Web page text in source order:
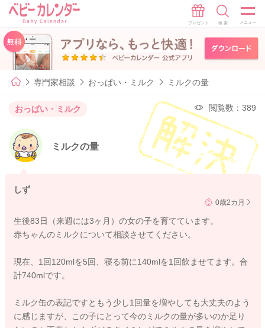
専門家相談 おっぱい・ミルク ミルクの量
おっぱい・ミルク 閲覧数：389
ミルクの量
しず
0歳2カ月
生後83日（来週には3ヶ月）の女の子を育てています。
赤ちゃんのミルクについて相談させてください。
現在、1回120mlを5回、寝る前に140mlを1回飲ませてます。合
計740mlです。
ミルク缶の表記ですともう少し1回量を増やしても大丈夫のよう
に感じますが、この子にとって今のミルクの量が多いのか足り